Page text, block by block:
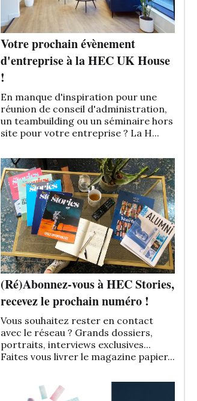
Votre prochain évènement
d'entreprise à la HEC UK House
!
En manque d'inspiration pour une
réunion de conseil d'administration,
un teambuilding ou un séminaire hors
site pour votre entreprise ? La H...
(Ré)Abonnez-vous à HEC Stories,
recevez le prochain numéro !
Vous souhaitez rester en contact
avec le réseau ? Grands dossiers,
portraits, interviews exclusives...
Faites vous livrer le magazine papier...